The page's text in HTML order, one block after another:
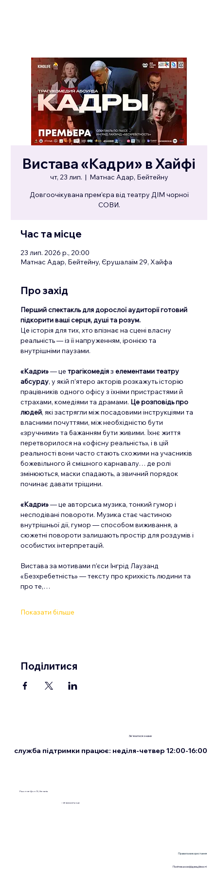
Вистава «Кадри» в Хайфі
чт, 23 лип.
  |
Матнас Адар, Бейтейну
Довгоочікувана прем’єра від театру ДІМ чорної
СОВИ.
Час та місце
23 лип. 2026 р., 20:00
Матнас Адар, Бейтейну, Єрушалаїм 29, Хайфа
Про захід
Перший спектакль для дорослої аудиторії готовий
підкорити ваші серця, душі та розум.
Це історія для тих, хто впізнає на сцені власну
реальність — із її напруженням, іронією та
внутрішніми паузами.
«Кадри» — це трагікомедія з елементами театру
абсурду, у якій п’ятеро акторів розкажуть історію
працівників одного офісу з їхніми пристрастями й
страхами, комедіями та драмами. Це розповідь про
людей, які застрягли між посадовими інструкціями та
власними почуттями, між необхідністю бути
«зручними» та бажанням бути живими. Їхнє життя
перетворилося на «офісну реальність», і в цій
реальності вони часто стають схожими на учасників
божевільного й смішного карнавалу… де ролі
змінюються, маски спадають, а звичний порядок
починає давати тріщини.
«Кадри» — це авторська музика, тонкий гумор і
несподівані повороти. Музика стає частиною
внутрішньої дії, гумор — способом виживання, а
сюжетні повороти залишають простір для роздумів і
особистих інтерпретацій.
Вистава за мотивами п’єси Інгрід Лаузанд
«Безхребетність» — тексту про крихкість людини та
про те,…
Показати більше
Поділитися
Правила використання
Політика конфіденційності
Рішон-ле-Ціон 13, Нетанія
+972555076342
Зв'язатися з нами
служба підтримки працює: неділя-четвер 12:00-16:00